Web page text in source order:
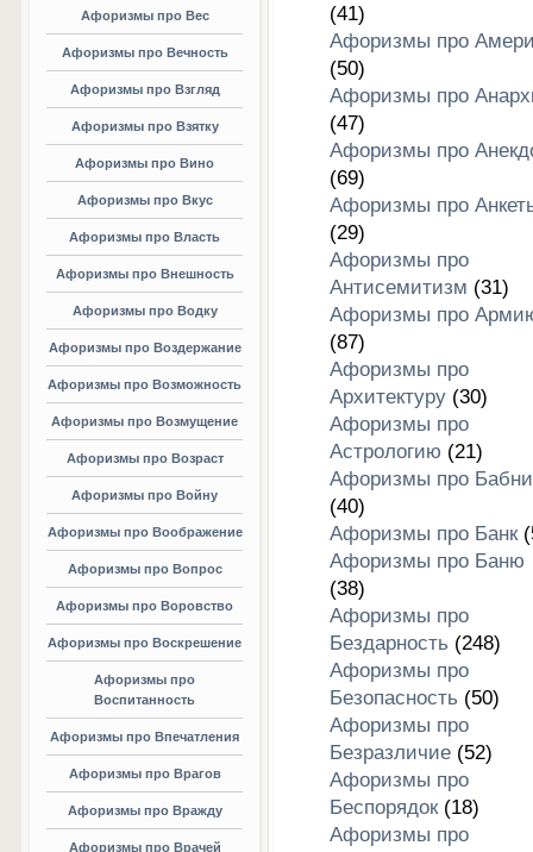
Афоризмы про Вес
Афоризмы про Вечность
Афоризмы про Взгляд
Афоризмы про Взятку
Афоризмы про Вино
Афоризмы про Вкус
Афоризмы про Власть
Афоризмы про Внешность
Афоризмы про Водку
Афоризмы про Воздержание
Афоризмы про Возможность
Афоризмы про Возмущение
Афоризмы про Возраст
Афоризмы про Войну
Афоризмы про Воображение
Афоризмы про Вопрос
Афоризмы про Воровство
Афоризмы про Воскрешение
Афоризмы про
Воспитанность
Афоризмы про Впечатления
Афоризмы про Врагов
Афоризмы про Вражду
Афоризмы про Врачей
(41)
Афоризмы про
(50)
Афоризмы про
(47)
Афоризмы про
(69)
Афоризмы про
(29)
Афоризмы про
Антисемитизм (31)
Афоризмы про
(87)
Афоризмы про
Архитектуру(30)
Афоризмы про
Астрологию (21)
Афоризмы про
(40)
Афоризмы про Банк
Афоризмы про Баню
(38)
Афоризмы про
Бездарность (248)
Афоризмы про
Безопасность (50)
Афоризмы про
Безразличие(52)
Афоризмы про
Беспорядок(18)
Афоризмы про